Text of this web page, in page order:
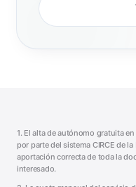
1. El alta de autónomo gratuita
por parte del sistema CIRCE de
aportación correcta de toda la
interesado.